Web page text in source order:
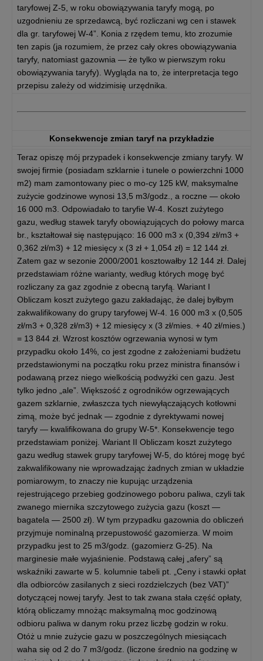
taryfowej Z-5, w roku obowiązywania taryfy mogą, po
uzgodnieniu ze sprzedawcą, być rozliczani wg cen i stawek
dla gr. taryfowej W-4”. Konia z rzędem temu, kto zrozumie
ten zapis (ja rozumiem, że przez cały okres obowiązywania
taryfy, natomiast gazownia — że tylko w pierwszym roku
obowiązywania taryfy). Wygląda na to, że interpretacja tego
przepisu zależy od widzimisię urzędnika.
Konsekwencje zmian taryf na przykładzie
Teraz opiszę mój przypadek i konsekwencje zmiany taryfy. W
swojej firmie (posiadam szklarnie i tunele o powierzchni 1000
m2) mam zamontowany piec o mo-cy 125 kW, maksymalne
zużycie godzinowe wynosi 13,5 m3/godz., a roczne — około
16 000 m3. Odpowiadało to taryfie W-4. Koszt zużytego
gazu, według stawek taryfy obowiązujących do połowy marca
br., kształtował się następująco: 16 000 m3 x (0,394 zł/m3 +
0,362 zł/m3) + 12 miesięcy x (3 zł + 1,054 zł) = 12 144 zł.
Zatem gaz w sezonie 2000/2001 kosztowałby 12 144 zł. Dalej
przedstawiam różne warianty, według których mogę być
rozliczany za gaz zgodnie z obecną taryfą. Wariant I
Obliczam koszt zużytego gazu zakładając, że dalej byłbym
zakwalifikowany do grupy taryfowej W-4. 16 000 m3 x (0,505
zł/m3 + 0,328 zł/m3) + 12 miesięcy x (3 zł/mies. + 40 zł/mies.)
= 13 844 zł. Wzrost kosztów ogrzewania wynosi w tym
przypadku około 14%, co jest zgodne z założeniami budżetu
przedstawionymi na początku roku przez ministra finansów i
podawaną przez niego wielkością podwyżki cen gazu. Jest
tylko jedno „ale”. Większość z ogrodników ogrzewających
gazem szklarnie, zwłaszcza tych niewyłączających kotłowni
zimą, może być jednak — zgodnie z dyrektywami nowej
taryfy — kwalifikowana do grupy W-5*. Konsekwencje tego
przedstawiam poniżej. Wariant II Obliczam koszt zużytego
gazu według stawek grupy taryfowej W-5, do której mogę być
zakwalifikowany nie wprowadzając żadnych zmian w układzie
pomiarowym, to znaczy nie kupując urządzenia
rejestrującego przebieg godzinowego poboru paliwa, czyli tak
zwanego miernika szczytowego zużycia gazu (koszt —
bagatela — 2500 zł). W tym przypadku gazownia do obliczeń
przyjmuje nominalną przepustowość gazomierza. W moim
przypadku jest to 25 m3/godz. (gazomierz G-25). Na
marginesie małe wyjaśnienie. Podstawą całej „afery” są
wskaźniki zawarte w 5. kolumnie tabeli pt. „Ceny i stawki opłat
dla odbiorców zasilanych z sieci rozdzielczych (bez VAT)”
dotyczącej nowej taryfy. Jest to tak zwana stała część opłaty,
którą obliczamy mnożąc maksymalną moc godzinową
odbioru paliwa w danym roku przez liczbę godzin w roku.
Otóż u mnie zużycie gazu w poszczególnych miesiącach
waha się od 2 do 7 m3/godz. (liczone średnio na godzinę w